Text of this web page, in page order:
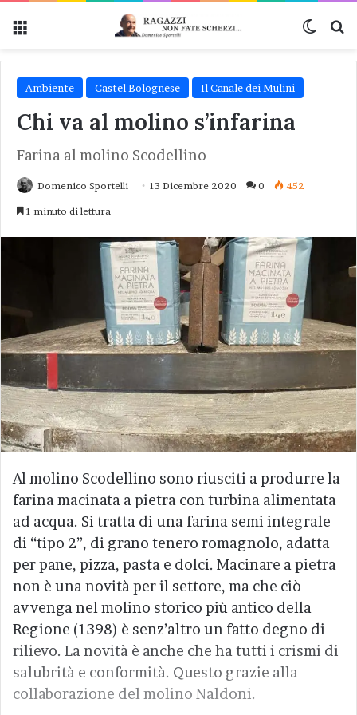
Ambiente Castel Bolognese Il Canale dei Mulini
Chi va al molino s’infarina
Farina al molino Scodellino
Domenico Sportelli 13 Dicembre 2020 0 452
1 minuto di lettura
Al molino Scodellino sono riusciti a produrre la
farina macinata a pietra con turbina alimentata
ad acqua. Si tratta di una farina semi integrale
di “tipo 2”, di grano tenero romagnolo, adatta
per pane, pizza, pasta e dolci. Macinare a pietra
non è una novità per il settore, ma che ciò
avvenga nel molino storico più antico della
Regione (1398) è senz’altro un fatto degno di
rilievo. La novità è anche che ha tutti i crismi di
salubrità e conformità. Questo grazie alla
collaborazione del molino Naldoni.